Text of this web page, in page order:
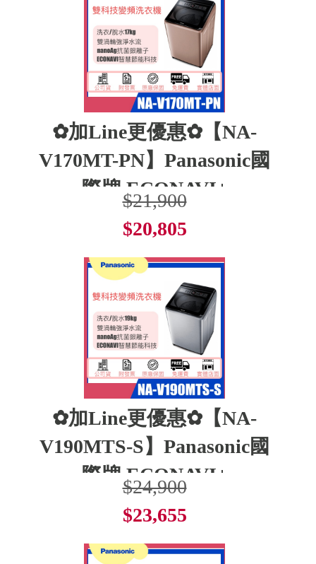
了解更多
✿加Line更優惠✿【NA-
V170MT-PN】Panasonic國
際牌 ECONAVI+
$21,900
$20,805
了解更多
✿加Line更優惠✿【NA-
V190MTS-S】Panasonic國
際牌 ECONAVI+
$24,900
$23,655